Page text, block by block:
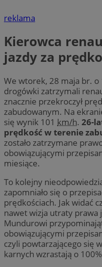
reklama
Kierowca
jazdy za
We wtorek, 28 maja br. o
drogówki zatrzymali
znacznie przekroczył
zabudowanym. Na
się wynik 101 km/h. 26-
prędkość w terenie
zostało zatrzymane
obowiązującymi
miesiące.
To kolejny
zapomniało się o
prędkościach. Jak widać
nawet wizja utraty prawa
Mundurowi
obowiązującymi
czyli powtarzającego się
karnych wzrastają o